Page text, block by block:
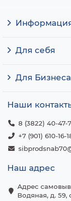
Для себя
Для Бизнеса
Наши
8 (3822) 40-47-
+7 (901) 610-
Наш адрес
Адрес
Водяная, д. 59,